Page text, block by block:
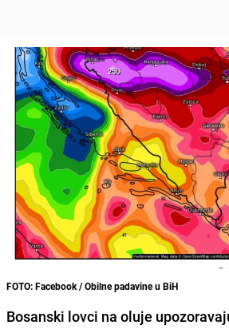
FOTO: Facebook / Obilne padavine u BiH
Bosanski lovci na oluje